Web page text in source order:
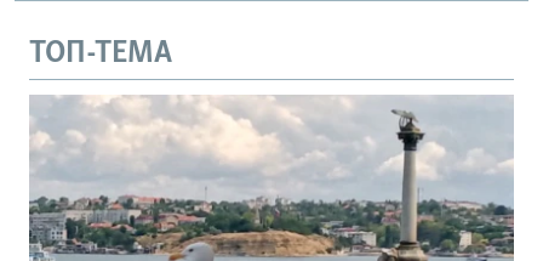
ТОП-ТЕМА